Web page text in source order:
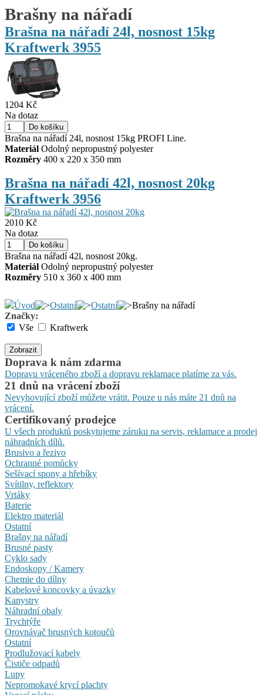
Brašny na nářadí
Brašna na nářadí 24l, nosnost 15kg
Kraftwerk 3955
1204 Kč
Na dotaz
Brašna na nářadí 24l, nosnost 15kg PROFI Line.
Materiál Odolný nepropustný polyester
Rozměry 400 x 220 x 350 mm
Brašna na nářadí 42l, nosnost 20kg
Kraftwerk 3956
2010 Kč
Na dotaz
Brašna na nářadí 42l, nosnost 20kg.
Materiál Odolný nepropustný polyester
Rozměry 510 x 360 x 400 mm
Úvod Ostatní Ostatní
Brašny na nářadí
Značky:
Vše
Kraftwerk
Zobrazit
Doprava k nám zdarma
Dopravu vráceného zboží a dopravu reklamace platíme za vás.
21 dnů na vrácení zboží
Nevyhovující zboží můžete vrátit. Pouze u nás máte 21 dnů na
vrácení.
Certifikovaný prodejce
U všech produktů poskytujeme záruku na servis, reklamace a prodej
náhradních dílů.
Brusivo a řezivo
Ochranné pomůcky
Sešívací spony a hřebíky
Svítilny, reflektory
Vrtáky
Baterie
Elektro materiál
Ostatní
Brašny na nářadí
Brusné pasty
Cyklo sady
Endoskopy / Kamery
Chemie do dílny
Kabelové koncovky a úvazky
Kanystry
Náhradní obaly
Trychtýře
Orovnávač brusných kotoučů
Ostatní
Prodlužovací kabely
Čističe odpadů
Lupy
Nepromokavé krycí plachty